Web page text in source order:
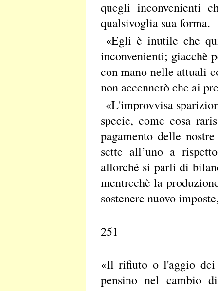
quegli inconvenienti
qualsivoglia sua forma.
«Egli è inutile che
inconvenienti; giacchè
con mano nelle attuali
non accennerò che ai
«L'improvvisa
specie, come cosa
pagamento delle
sette all’uno a
allorché si parli di
mentrechè la
sostenere nuovo
251
«Il rifiuto o l'aggio dei
pensino nel cambio